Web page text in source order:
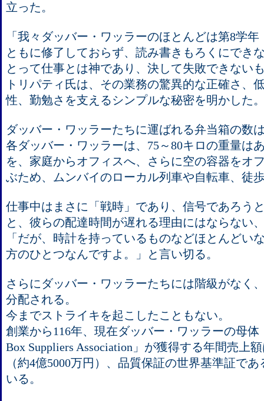
立った。
「我々ダッバー・ワッラーのほとんどは第8学
ともに修了しておらず、読み書きもろくにでき
とって仕事とは神であり、決して失敗できない
トリパティ氏は、その業務の驚異的な正確さ、
性、勤勉さを支えるシンプルな秘密を明かした
ダッバー・ワッラーたちに運ばれる弁当箱の数
各ダッバー・ワッラーは、75～80キロの重量は
を、家庭からオフィスへ、さらに空の容器をオ
ぶため、ムンバイのローカル列車や自転車、徒
仕事中はまさに「戦時」であり、信号であろう
と、彼らの配達時間が遅れる理由にはならない
「だが、時計を持っているものなどほとんどい
方のひとつなんですよ。」と言い切る。
さらにダッバー・ワッラーたちには階級がなく
分配される。
今までストライキを起こしたこともない。
創業から116年、現在ダッバー・ワッラーの母体
Box Suppliers Association」が獲得する年間売上
（約4億5000万円）、品質保証の世界基準証で
いる。